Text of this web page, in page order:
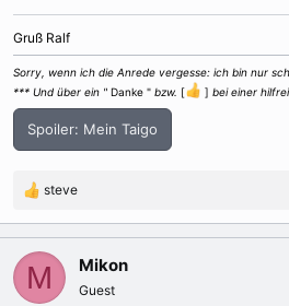
Gruß Ralf
Sorry, wenn ich die Anrede vergesse: ich bin nur
*** Und über ein " Danke " bzw. [ ] bei einer
Spoiler: Mein Taigo
R
a
k
i
steve
M Mikon
Guest